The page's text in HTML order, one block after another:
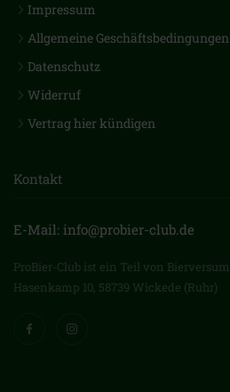
Impressum
Allgemeine Geschäftsbedingungen
Datenschutz
Widerruf
Vertrag hier kündigen
Kontakt
E-Mail: info@probier-club.de
ProBier-Club ist ein Teil von Bierversum
Hasenkamp 10, 58739 Wickede (Ruhr)